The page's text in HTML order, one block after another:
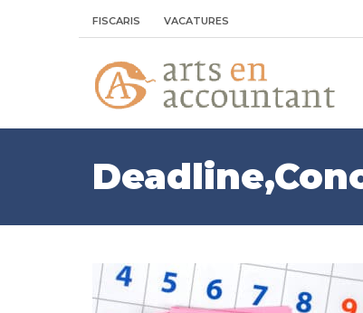
FISCARIS VACATURES